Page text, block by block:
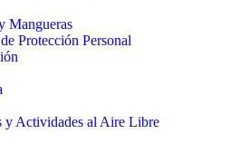
Mangueras
Protección Personal
y Actividades al Aire Libre